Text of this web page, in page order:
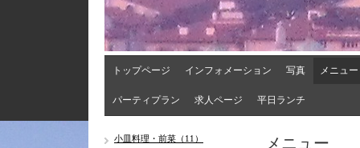
トップページ インフォメーション 写真 メニュー
パーティプラン 求人ページ 平日ランチ
メニュー
小皿料理・前菜（11）